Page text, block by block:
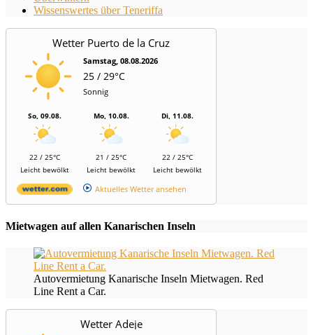
Wissenswertes über Teneriffa
Wetter Puerto de la Cruz
Samstag, 08.08.2026
25 / 29°C
Sonnig
So, 09.08.
22 / 25°C
Leicht bewölkt
Mo, 10.08.
21 / 25°C
Leicht bewölkt
Di, 11.08.
22 / 25°C
Leicht bewölkt
Aktuelles Wetter ansehen
Mietwagen auf allen Kanarischen Inseln
Autovermietung Kanarische Inseln Mietwagen. Red
Line Rent a Car.
Wetter Adeje